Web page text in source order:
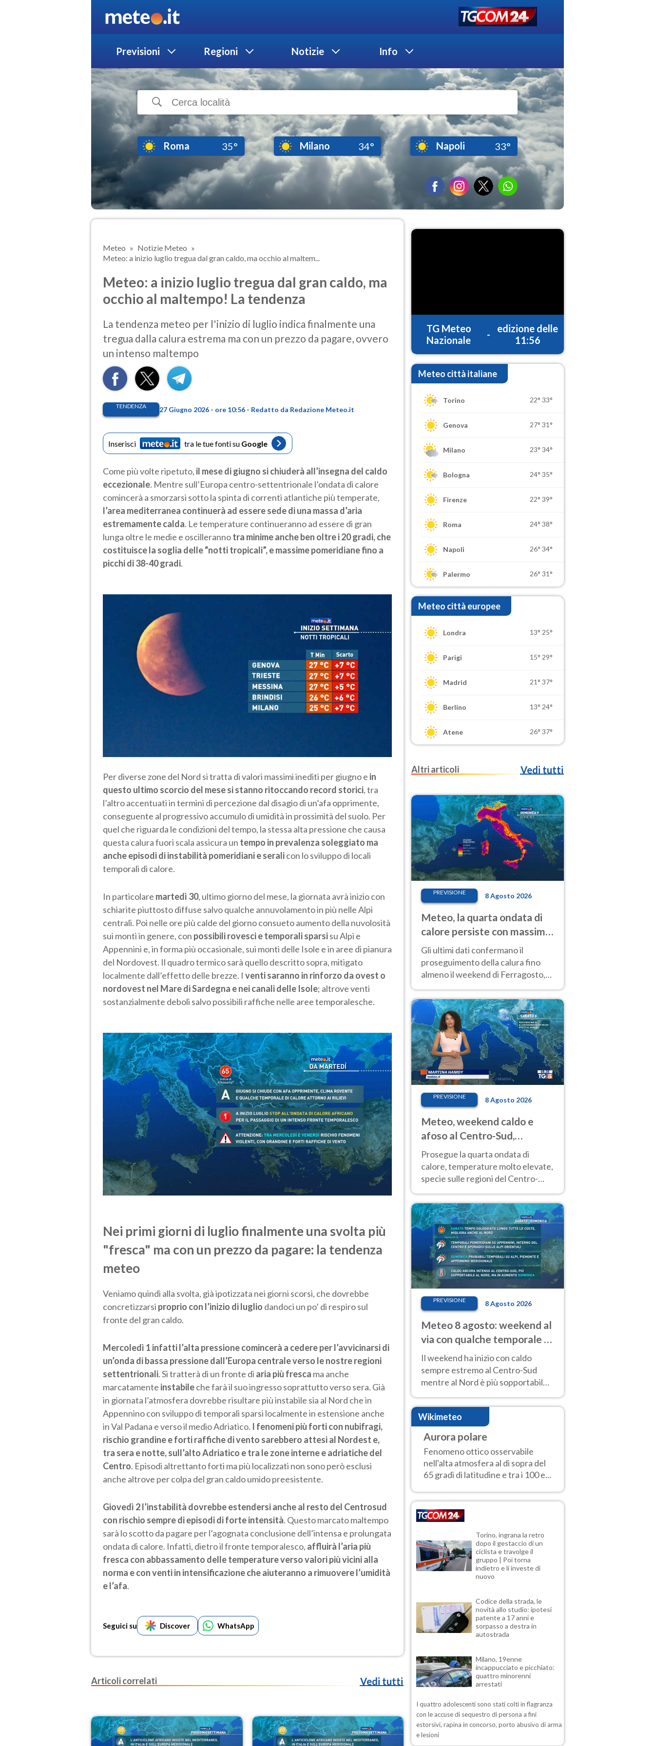
Previsioni Regioni Notizie Info
Roma 35° Milano 34° Napoli 33°
Meteo
Notizie Meteo
Meteo: a inizio luglio tregua dal gran caldo, ma occhio al maltem...
Meteo: a inizio luglio tregua dal gran caldo, ma
occhio al maltempo! La tendenza
La tendenza meteo per l'inizio di luglio indica finalmente una
tregua dalla calura estrema ma con un prezzo da pagare, ovvero
un intenso maltempo
TENDENZA 27 Giugno 2026 - ore 10:56 - Redatto da Redazione Meteo.it
Inserisci tra le tue fonti su Google
Come più volte ripetuto, il mese di giugno si chiuderà all’insegna del caldo
eccezionale. Mentre sull’Europa centro-settentrionale l’ondata di calore
comincerà a smorzarsi sotto la spinta di correnti atlantiche più temperate,
l’area mediterranea continuerà ad essere sede di una massa d’aria
estremamente calda. Le temperature continueranno ad essere di gran
lunga oltre le medie e oscillerannotra minime anche ben oltre i 20 gradi, che
costituisce la soglia delle “notti tropicali”, e massime pomeridiane fino a
picchi di 38-40 gradi.
Per diverse zone del Nord si tratta di valori massimi inediti per giugno e in
questo ultimo scorcio del mese si stanno ritoccando record storici, tra
l’altro accentuati in termini di percezione dal disagio di un’afa opprimente,
conseguente al progressivo accumulo di umidità in prossimità del suolo. Per
quel che riguarda le condizioni del tempo, la stessa alta pressione che causa
questa calura fuori scala assicura un tempo in prevalenza soleggiato ma
anche episodi di instabilità pomeridiani e seralicon lo sviluppo di locali
temporali di calore.
In particolare martedì 30, ultimo giorno del mese, la giornata avrà inizio con
schiarite piuttosto diffuse salvo qualche annuvolamento in più nelle Alpi
centrali. Poi nelle ore più calde del giorno consueto aumento della nuvolosità
sui monti in genere, con possibili rovesci e temporali sparsisu Alpi e
Appennini e, in forma più occasionale, sui monti delle Isole e in aree di pianura
del Nordovest. Il quadro termico sarà quello descritto sopra, mitigato
localmente dall’effetto delle brezze. I venti saranno in rinforzo da ovest o
nordovest nel Mare di Sardegna e nei canali delle Isole; altrove venti
sostanzialmente deboli salvo possibili raffiche nelle aree temporalesche.
Nei primi giorni di luglio finalmente una svolta più
"fresca" ma con un prezzo da pagare: la tendenza
meteo
Veniamo quindi alla svolta, già ipotizzata nei giorni scorsi, che dovrebbe
concretizzarsi proprio con l’inizio di luglio dandoci un po’ di respiro sul
fronte del gran caldo.
Mercoledì 1 infatti l’alta pressione comincerà a cedere per l’avvicinarsi di
un’onda di bassa pressione dall’Europa centraleverso le nostre regioni
settentrionali. Si tratterà di un fronte di aria più fresca ma anche
marcatamente instabileche farà il suo ingresso soprattutto verso sera. Già
in giornata l’atmosfera dovrebbe risultare più instabile sia al Nord che in
Appennino con sviluppo di temporali sparsi localmente in estensione anche
in Val Padana e verso il medio Adriatico. I fenomeni più forti con nubifragi,
rischio grandine e forti raffiche di vento sarebbero attesi al Nordest e,
tra sera e notte, sull’alto Adriatico e tra le zone interne e adriatiche del
Centro. Episodi altrettanto forti ma più localizzati non sono però esclusi
anche altrove per colpa del gran caldo umido preesistente.
Giovedì 2 l’instabilità dovrebbe estendersi anche al resto del Centrosud
con rischio sempre di episodi di forte intensità. Questo marcato maltempo
sarà lo scotto da pagare per l’agognata conclusione dell’intensa e prolungata
ondata di calore. Infatti, dietro il fronte temporalesco, affluirà l’aria più
fresca con abbassamento delle temperature verso valori più vicini alla
norma e con venti in intensificazione che aiuteranno a rimuovere l’umidità
e l’afa.
Seguici su Discover WhatsApp
Articoli correlati Vedi tutti
TG Meteo
Nazionale
-
edizione delle
11:56
Meteo città italiane
Torino 22° 33°
Genova 27° 31°
Milano 23° 34°
Bologna 24° 35°
Firenze 22° 39°
Roma 24° 38°
Napoli 26° 34°
Palermo 26° 31°
Meteo città europee
Londra 13° 25°
Parigi 15° 29°
Madrid 21° 37°
Berlino 13° 24°
Atene 26° 37°
Altri articoli Vedi tutti
PREVISIONE 8 Agosto 2026
Meteo, la quarta ondata di
calore persiste con massime
sempre molto elevate
Gli ultimi dati confermano il
proseguimento della calura fino
almeno il weekend di Ferragosto,
intensificazione prossima
settimana
PREVISIONE 8 Agosto 2026
Meteo, weekend caldo e
afoso al Centro-Sud,
temporali sui rilievi
Prosegue la quarta ondata di
calore, temperature molto elevate,
specie sulle regioni del Centro-
aree montuose
PREVISIONE 8 Agosto 2026
Meteo 8 agosto: weekend al
via con qualche temporale e
caldo estremo al Centro-Sud
Il weekend ha inizio con caldo
sempre estremo al Centro-Sud
mentre al Nord è più sopportabile
fino a domenica 9. Temporali di
calore sui rilievi.
Wikimeteo
Aurora polare
Fenomeno ottico osservabile
nell'alta atmosfera al di sopra del
65 gradi di latitudine e tra i 100 e...
Torino, ingrana la retro
dopo il gestaccio di un
ciclista e travolge il
gruppo | Poi torna
indietro e li investe di
nuovo
Codice della strada, le
novità allo studio: ipotesi
patente a 17 anni e
sorpasso a destra in
autostrada
Milano, 19enne
incappucciato e picchiato:
quattro minorenni
arrestati
I quattro adolescenti sono stati colti in flagranza
con le accuse di sequestro di persona a fini
estorsivi, rapina in concorso, porto abusivo di arma
e lesioni